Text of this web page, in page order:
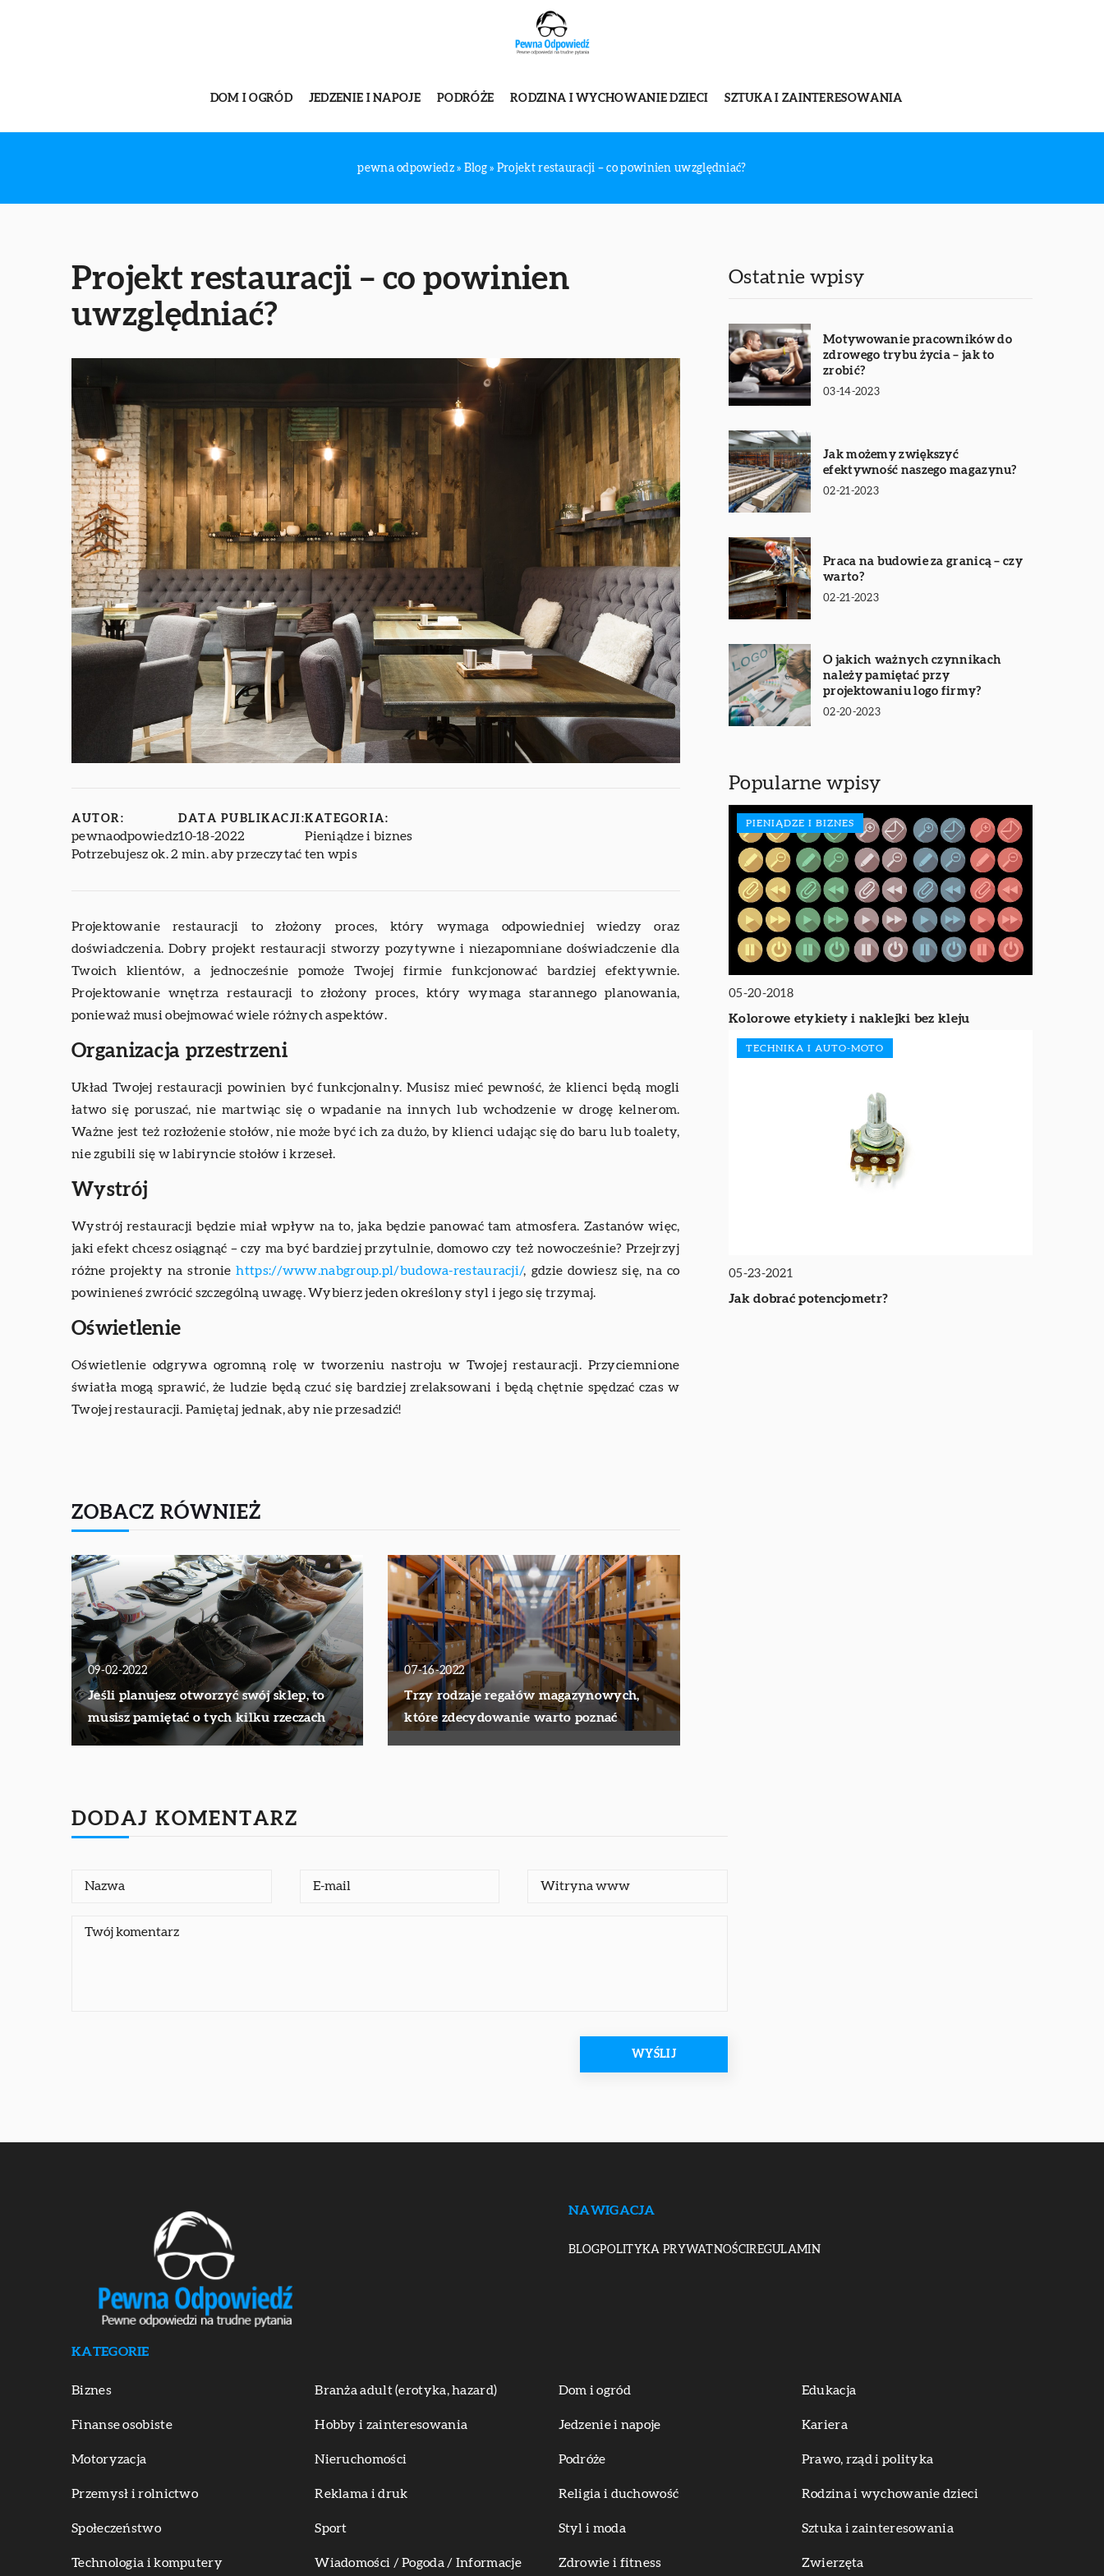
DOM I OGRÓD JEDZENIE I NAPOJE PODRÓŻE RODZINA I WYCHOWANIE DZIECI SZTUKA I ZAINTERESOWANIA
pewna odpowiedz» Blog» Projekt restauracji – co powinien uwzględniać?
Projekt restauracji – co powinien
uwzględniać?
AUTOR:
pewnaodpowiedz
DATA PUBLIKACJI:
10-18-2022
KATEGORIA:
Pieniądze i biznes
Potrzebujesz ok. 2 min. aby przeczytać ten wpis
Projektowanie restauracji to złożony proces, który wymaga odpowiedniej wiedzy oraz
doświadczenia. Dobry projekt restauracji stworzy pozytywne i niezapomniane doświadczenie dla
Twoich klientów, a jednocześnie pomoże Twojej firmie funkcjonować bardziej efektywnie.
Projektowanie wnętrza restauracji to złożony proces, który wymaga starannego planowania,
ponieważ musi obejmować wiele różnych aspektów.
Organizacja przestrzeni
Układ Twojej restauracji powinien być funkcjonalny. Musisz mieć pewność, że klienci będą mogli
łatwo się poruszać, nie martwiąc się o wpadanie na innych lub wchodzenie w drogę kelnerom.
Ważne jest też rozłożenie stołów, nie może być ich za dużo, by klienci udając się do baru lub toalety,
nie zgubili się w labiryncie stołów i krzeseł.
Wystrój
Wystrój restauracji będzie miał wpływ na to, jaka będzie panować tam atmosfera. Zastanów więc,
jaki efekt chcesz osiągnąć – czy ma być bardziej przytulnie, domowo czy też nowocześnie? Przejrzyj
różne projekty na stroniehttps://www.nabgroup.pl/budowa-restauracji/, gdzie dowiesz się, na co
powinieneś zwrócić szczególną uwagę. Wybierz jeden określony styl i jego się trzymaj.
Oświetlenie
Oświetlenie odgrywa ogromną rolę w tworzeniu nastroju w Twojej restauracji. Przyciemnione
światła mogą sprawić, że ludzie będą czuć się bardziej zrelaksowani i będą chętnie spędzać czas w
Twojej restauracji. Pamiętaj jednak, aby nie przesadzić!
ZOBACZ RÓWNIEŻ
09-02-2022
Jeśli planujesz otworzyć swój sklep, to
musisz pamiętać o tych kilku rzeczach
07-16-2022
Trzy rodzaje regałów magazynowych,
które zdecydowanie warto poznać
Ostatnie wpisy
Motywowanie pracowników do
zdrowego trybu życia – jak to
zrobić?
03-14-2023
Jak możemy zwiększyć
efektywność naszego magazynu?
02-21-2023
Praca na budowie za granicą – czy
warto?
02-21-2023
O jakich ważnych czynnikach
należy pamiętać przy
projektowaniu logo firmy?
02-20-2023
Popularne wpisy
PIENIĄDZE I BIZNES
05-20-2018
Kolorowe etykiety i naklejki bez kleju
TECHNIKA I AUTO-MOTO
05-23-2021
Jak dobrać potencjometr?
DODAJ KOMENTARZ
NAWIGACJA
BLOGPOLITYKA PRYWATNOŚCIREGULAMIN
KATEGORIE
Biznes Branża adult (erotyka, hazard) Dom i ogród Edukacja
Finanse osobiste Hobby i zainteresowania Jedzenie i napoje Kariera
Motoryzacja Nieruchomości Podróże Prawo, rząd i polityka
Przemysł i rolnictwo Reklama i druk Religia i duchowość Rodzina i wychowanie dzieci
Społeczeństwo Sport Styl i moda Sztuka i zainteresowania
Technologia i komputery Wiadomości / Pogoda / Informacje Zdrowie i fitness Zwierzęta